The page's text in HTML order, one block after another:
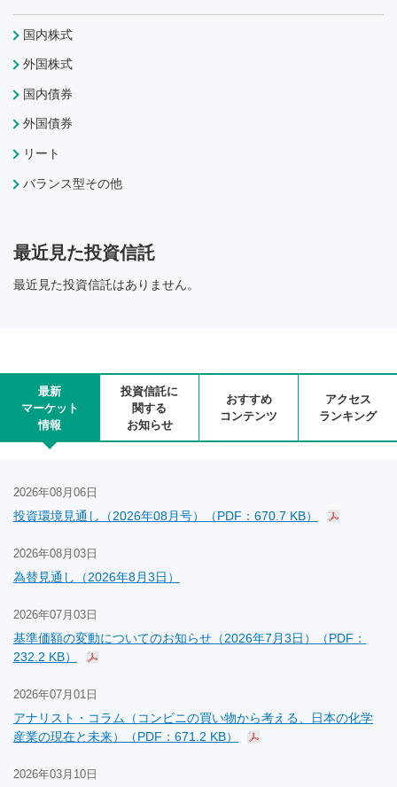
国内株式
外国株式
国内債券
外国債券
リート
バランス型その他
最近見た投資信託
最近見た投資信託はありません。
最新
マーケット
情報
投資信託に
関する
お知らせ
おすすめ
コンテンツ
アクセス
ランキング
2026年08月06日
投資環境見通し（2026年08月号）（PDF：670.7 KB）
2026年08月03日
為替見通し（2026年8月3日）
2026年07月03日
基準価額の変動についてのお知らせ（2026年7月3日）（PDF：
232.2 KB）
2026年07月01日
アナリスト・コラム（コンビニの買い物から考える、日本の化学
産業の現在と未来）（PDF：671.2 KB）
2026年03月10日